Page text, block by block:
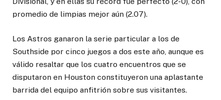
promedio de limpias mejor aún (2.07).
Los Astros ganaron la serie particular a los de
Southside por cinco juegos a dos este año, aunque es
válido resaltar que los cuatro encuentros que se
disputaron en Houston constituyeron una aplastante
barrida del equipo anfitrión sobre sus visitantes.